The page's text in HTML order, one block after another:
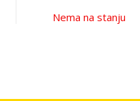
Nema na stanju